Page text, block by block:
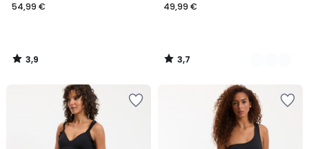
54,99 €
3,9
/
49,99 €
3,7
/